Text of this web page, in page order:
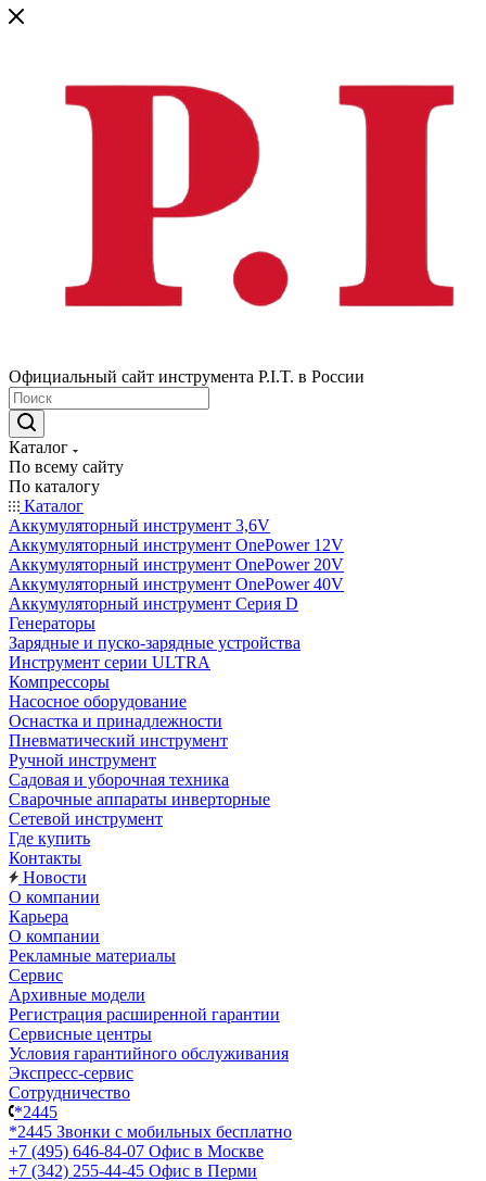
Официальный сайт инструмента P.I.T. в России
Каталог
По всему сайту
По каталогу
Каталог
Аккумуляторный инструмент 3,6V
Аккумуляторный инструмент OnePower 12V
Аккумуляторный инструмент OnePower 20V
Аккумуляторный инструмент OnePower 40V
Аккумуляторный инструмент Серия D
Генераторы
Зарядные и пуско-зарядные устройства
Инструмент серии ULTRA
Компрессоры
Насосное оборудование
Оснастка и принадлежности
Пневматический инструмент
Ручной инструмент
Садовая и уборочная техника
Сварочные аппараты инверторные
Сетевой инструмент
Где купить
Контакты
Новости
О компании
Карьера
О компании
Рекламные материалы
Сервис
Архивные модели
Регистрация расширенной гарантии
Сервисные центры
Условия гарантийного обслуживания
Экспресс-сервис
Сотрудничество
*2445
*2445 Звонки с мобильных бесплатно
+7 (495) 646-84-07 Офис в Москве
+7 (342) 255-44-45 Офис в Перми